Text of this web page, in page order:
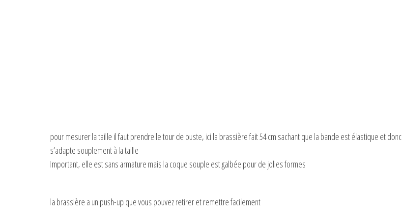
pour mesurer la taille il faut prendre le tour de buste, ici la brassière fait 54 cm sachant que la bande est élastique et donc
s’adapte souplement à la taille
Important, elle est sans armature mais la coque souple est galbée pour de jolies formes
la brassière a un push-up que vous pouvez retirer et remettre facilement